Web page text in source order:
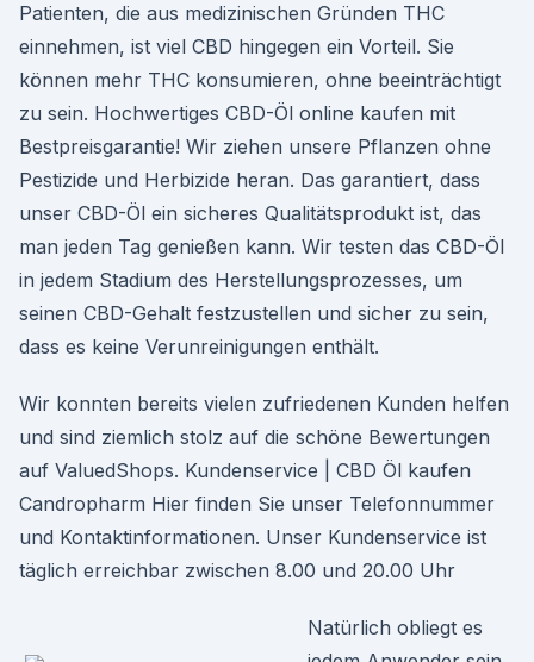
Patienten, die aus medizinischen Gründen THC
einnehmen, ist viel CBD hingegen ein Vorteil. Sie
können mehr THC konsumieren, ohne beeinträchtigt
zu sein. Hochwertiges CBD-Öl online kaufen mit
Bestpreisgarantie! Wir ziehen unsere Pflanzen ohne
Pestizide und Herbizide heran. Das garantiert, dass
unser CBD-Öl ein sicheres Qualitätsprodukt ist, das
man jeden Tag genießen kann. Wir testen das CBD-Öl
in jedem Stadium des Herstellungsprozesses, um
seinen CBD-Gehalt festzustellen und sicher zu sein,
dass es keine Verunreinigungen enthält.
Wir konnten bereits vielen zufriedenen Kunden helfen
und sind ziemlich stolz auf die schöne Bewertungen
auf ValuedShops. Kundenservice | CBD Öl kaufen
Candropharm Hier finden Sie unser Telefonnummer
und Kontaktinformationen. Unser Kundenservice ist
täglich erreichbar zwischen 8.00 und 20.00 Uhr
Natürlich obliegt es